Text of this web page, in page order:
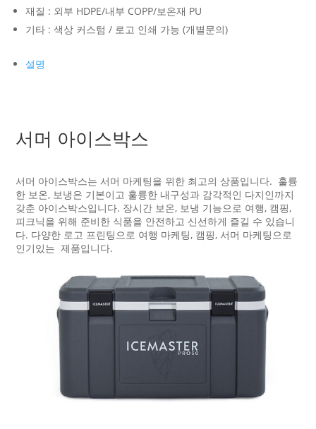
재질 : 외부 HDPE/내부 COPP/보온재 PU
기타 : 색상 커스텀 / 로고 인쇄 가능 (개별문의)
설명
서머 아이스박스
서머 아이스박스는 서머 마케팅을 위한 최고의 상품입니다. 훌륭
한 보온, 보냉은 기본이고 훌륭한 내구성과 감각적인 다지인까지
갖춘 아이스박스입니다. 장시간 보온, 보냉 기능으로 여행, 캠핑,
피크닉을 위해 준비한 식품을 안전하고 신선하게 즐길 수 있습니
다. 다양한 로고 프린팅으로 여행 마케팅, 캠핑, 서머 마케팅으로
인기있는 제품입니다.